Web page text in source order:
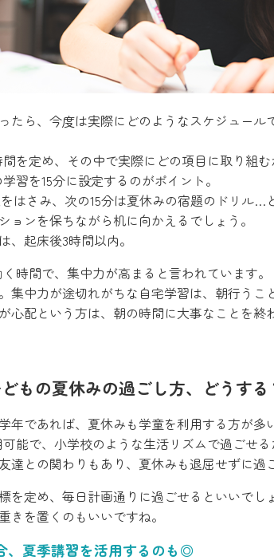
たら、今度は実際にどのようなスケジュール
を定め、その中で実際にどの項目に取り組む
習を15分に設定するのがポイント。
はさみ、次の15分は夏休みの宿題のドリル…
ンを保ちながら机に向かえるでしょう。
、起床後3時間以内。
時間で、集中力が高まると言われています
集中力が途切れがちな自宅学習は、朝行うこ
心配という方は、朝の時間に大事なことを終
もの夏休みの過ごし方、どうする
年であれば、夏休みも学童を利用する方が多
能で、小学校のような生活リズムで過ごせ
達との関わりもあり、夏休みも退屈せずに過
を定め、毎日計画通りに過ごせるといいでし
きを置くのもいいですね。
、夏季講習を活用するのも◎